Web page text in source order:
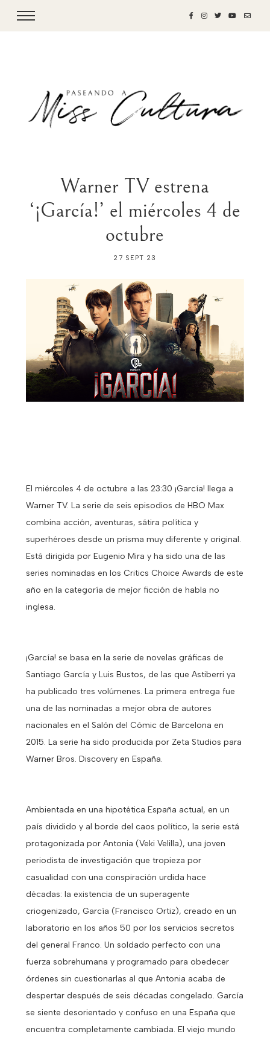
Warner TV estrena
‘¡García!’ el miércoles 4 de
octubre
27 SEPT 23
El miércoles 4 de octubre a las 23:30 ¡García! llega a
Warner TV. La serie de seis episodios de HBO Max
combina acción, aventuras, sátira política y
superhéroes desde un prisma muy diferente y original.
Está dirigida por Eugenio Mira y ha sido una de las
series nominadas en los Critics Choice Awards de este
año en la categoría de mejor ficción de habla no
inglesa.
¡García! se basa en la serie de novelas gráficas de
Santiago García y Luis Bustos, de las que Astiberri ya
ha publicado tres volúmenes. La primera entrega fue
una de las nominadas a mejor obra de autores
nacionales en el Salón del Cómic de Barcelona en
2015. La serie ha sido producida por Zeta Studios para
Warner Bros. Discovery en España.
Ambientada en una hipotética España actual, en un
país dividido y al borde del caos político, la serie está
protagonizada por Antonia (Veki Velilla), una joven
periodista de investigación que tropieza por
casualidad con una conspiración urdida hace
décadas: la existencia de un superagente
criogenizado, García (Francisco Ortiz), creado en un
laboratorio en los años 50 por los servicios secretos
del general Franco. Un soldado perfecto con una
fuerza sobrehumana y programado para obedecer
órdenes sin cuestionarlas al que Antonia acaba de
despertar después de seis décadas congelado. García
se siente desorientado y confuso en una España que
encuentra completamente cambiada. El viejo mundo